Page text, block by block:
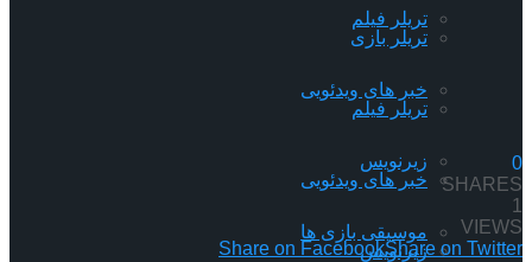
تریلر فیلم
خبر های ویدئویی
زیرنویس
موسیقی بازی ها
تریلر بازی
تریلر فیلم
خبر های ویدئویی
زیرنویس
0
SHARES
1
VIEWS
Share on FacebookShare on Twitter